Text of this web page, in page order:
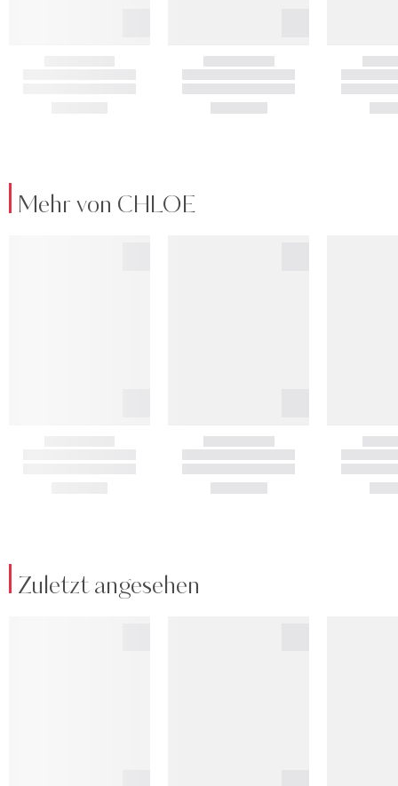
Mehr von CHLOE
Zuletzt angesehen